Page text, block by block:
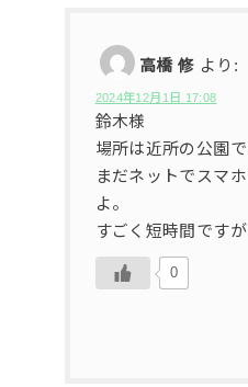
高橋 修 より:
2024年12月1日 17:08
鈴木様
場所は近所の公園で
まだネットでスマ
よ。
すごく短時間ですが
0